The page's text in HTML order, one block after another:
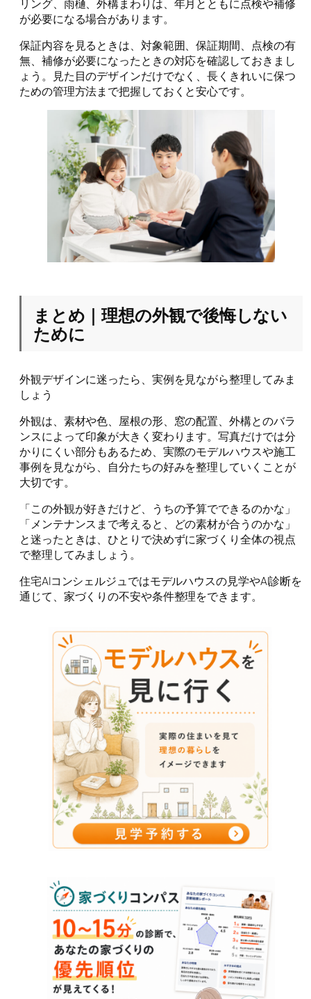
リング、雨樋、外構まわりは、年月とともに点検や補修
が必要になる場合があります。
保証内容を見るときは、対象範囲、保証期間、点検の有
無、補修が必要になったときの対応を確認しておきまし
ょう。見た目のデザインだけでなく、長くきれいに保つ
ための管理方法まで把握しておくと安心です。
まとめ｜理想の外観で後悔しない
ために
外観デザインに迷ったら、実例を見ながら整理してみま
しょう
外観は、素材や色、屋根の形、窓の配置、外構とのバラ
ンスによって印象が大きく変わります。写真だけでは分
かりにくい部分もあるため、実際のモデルハウスや施工
事例を見ながら、自分たちの好みを整理していくことが
大切です。
「この外観が好きだけど、うちの予算でできるのかな」
「メンテナンスまで考えると、どの素材が合うのかな」
と迷ったときは、ひとりで決めずに家づくり全体の視点
で整理してみましょう。
住宅AIコンシェルジュではモデルハウスの見学やAI診断を
通じて、家づくりの不安や条件整理をできます。